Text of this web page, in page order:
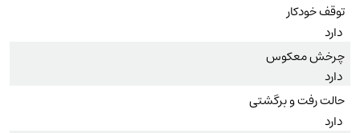
توقف خودکار
دارد
چرخش معکوس
دارد
حالت رفت و برگشتی
دارد